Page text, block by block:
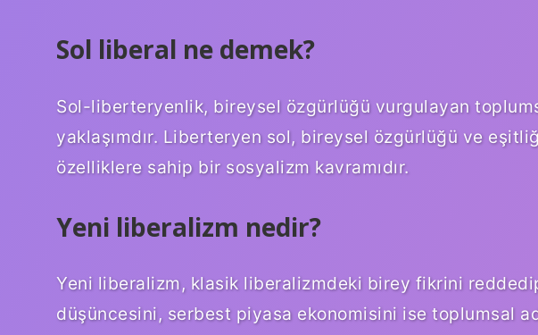
Sol liberal ne demek?
Sol-liberteryenlik, bireysel özgürlüğü vurgulayan
yaklaşımdır. Liberteryen sol, bireysel özgürlüğü ve
özelliklere sahip bir sosyalizm kavramıdır.
Yeni liberalizm nedir?
Yeni liberalizm, klasik liberalizmdeki birey fikrini
düşüncesini, serbest piyasa ekonomisini ise toplumsal